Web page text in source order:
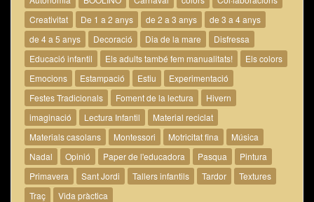
Creativitat
De 1 a 2 anys de 2 a 3 anys
de 3 a 4 anys
de 4 a 5 anys
Decoració Dia de la mare
Disfressa
Educació infantil
Els adults també fem manualitats!
Els colors
Emocions
Estampació Estiu
Experimentació
Festes Tradicionals
Foment de la lectura
Hivern
imaginació
Lectura Infantil
Material reciclat
Materials casolans
Montessori Motricitat fina
Música
Nadal
Opinió Paper de l'educadora Pasqua
Pintura
Primavera
Sant Jordi Tallers infantils Tardor
Textures
Traç
Vida pràctica